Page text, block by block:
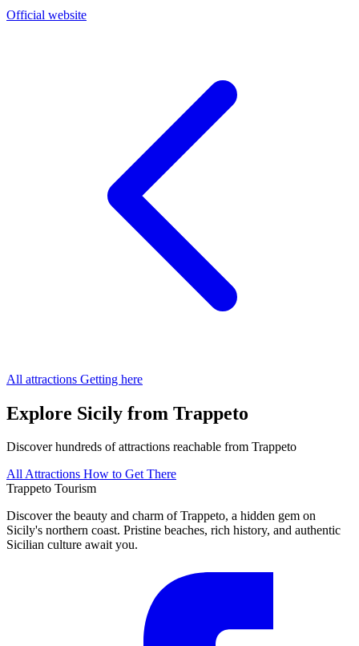
Official website
All attractions Getting here
Explore Sicily from Trappeto
Discover hundreds of attractions reachable from Trappeto
All Attractions How to Get There
Trappeto Tourism
Discover the beauty and charm of Trappeto, a hidden gem on
Sicily's northern coast. Pristine beaches, rich history, and authentic
Sicilian culture await you.